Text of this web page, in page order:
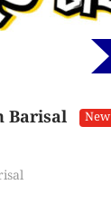
Barisal New